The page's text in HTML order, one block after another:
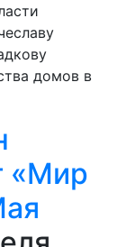
домов в
«Мир